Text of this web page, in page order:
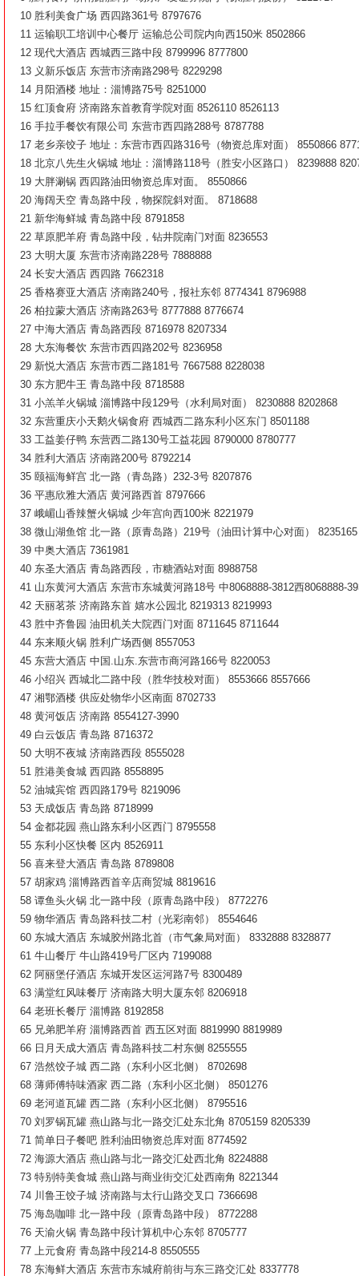
10 胜利美食广场 西四路361号 8797676
11 运输职工培训中心餐厅 运输总公司院内向西150米 8502866
12 现代大酒店 西城西三路中段 8799996 8777800
13 义新乐饭店 东营市济南路298号 8229298
14 月阳酒楼 地址：淄博路75号 8251000
15 红顶食府 济南路东首教育学院对面 8526110 8526113
16 手拉手餐饮有限公司 东营市西四路288号 8787788
17 老乡亲饺子 地址：东营市西四路316号（物资总库对面） 8550866
18 北京八先生火锅城 地址：淄博路118号（胜安小区路口） 8239888
19 大胖涮锅 西四路油田物资总库对面。 8550866
20 海阔天空 青岛路中段，物探院斜对面。 8718688
21 新华海鲜城 青岛路中段 8791858
22 草原肥羊府 青岛路中段，钻井院南门对面 8236553
23 大明大厦 东营市济南路228号 7888888
24 长安大酒店 西四路 7662318
25 香格赛亚大酒店 济南路240号，报社东邻 8774341 8796988
26 柏拉蒙大酒店 济南路263号 8777888 8776674
27 中海大酒店 青岛路西段 8716978 8207334
28 大东海餐饮 东营市西四路202号 8236958
29 新悦大酒店 东营市西二路181号 7667588 8228038
30 东方肥牛王 青岛路中段 8718588
31 小羔羊火锅城 淄博路中段129号（水利局对面） 8230888 8202868
32 东营重庆小天鹅火锅食府 西城西二路东利小区东门 8501188
33 工益姜仔鸭 东营西二路130号工益花园 8790000 8780777
34 胜利大酒店 济南路200号 8792214
35 颐福海鲜宫 北一路（青岛路）232-3号 8207876
36 平惠欣雅大酒店 黄河路西首 8797666
37 峨嵋山香辣蟹火锅城 少年宫向西100米 8221979
38 微山湖鱼馆 北一路（原青岛路）219号（油田计算中心对面）
39 中奥大酒店 7361981
40 东圣大酒店 青岛路西段，市糖酒站对面 8988758
41 山东黄河大酒店 东营市东城黄河路18号 中8068888-3812西8068888-
42 天丽茗茶 济南路东首 嬉水公园北 8219313 8219993
43 胜中齐鲁园 油田机关大院西门对面 8711645 8711644
44 东来顺火锅 胜利广场西侧 8557053
45 东营大酒店 中国.山东.东营市商河路166号 8220053
46 小绍兴 西城北二路中段（胜华技校对面） 8553666 8557666
47 湘鄂酒楼 供应处物华小区南面 8702733
48 黄河饭店 济南路 8554127-3990
49 白云饭店 青岛路 8716372
50 大明不夜城 济南路西段 8555028
51 胜港美食城 西四路 8558895
52 油城宾馆 西四路179号 8219096
53 天成饭店 青岛路 8718999
54 金都花园 燕山路东利小区西门 8795558
55 东利小区快餐 区内 8526911
56 喜来登大酒店 青岛路 8789808
57 胡家鸡 淄博路西首辛店商贸城 8819616
58 谭鱼头火锅 北一路中段（原青岛路中段） 8772276
59 物华酒店 青岛路科技二村（光彩南邻） 8554646
60 东城大酒店 东城胶州路北首（市气象局对面） 8332888 8328877
61 牛山餐厅 牛山路419号厂区内 7199088
62 阿丽堡仔酒店 东城开发区运河路7号 8300489
63 满堂红风味餐厅 济南路大明大厦东邻 8206918
64 老班长餐厅 淄博路 8192858
65 兄弟肥羊府 淄博路西首 西五区对面 8819990 8819989
66 日月天成大酒店 青岛路科技二村东侧 8255555
67 浩然饺子城 西二路（东利小区北侧） 8702698
68 薄师傅特味酒家 西二路（东利小区北侧） 8501276
69 老河道瓦罐 西二路（东利小区北侧） 8795516
70 刘罗锅瓦罐 燕山路与北一路交汇处东北角 8705159 8205339
71 简单日子餐吧 胜利油田物资总库对面 8774592
72 海源大酒店 燕山路与北一路交汇处西北角 8224888
73 特别特美食城 燕山路与商业街交汇处西南角 8221344
74 川鲁王饺子城 济南路与太行山路交叉口 7366698
75 海岛咖啡 北一路中段（原青岛路中段） 8772288
76 天渝火锅 青岛路中段计算机中心东邻 8705777
77 上元食府 青岛路中段214-8 8550555
78 东海鲜大酒店 东营市东城府前街与东三路交汇处 8337778